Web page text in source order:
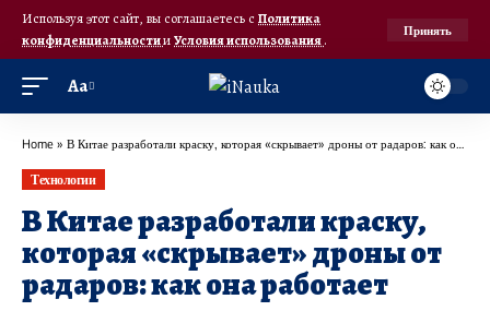
Используя этот сайт, вы соглашаетесь с Политика
конфиденциальностииУсловия использования.
Принять
Аа
Home » В Китае разработали краску, которая «скрывает» дроны от радаров: как она работает
Технологии
В Китае разработали краску,
которая «скрывает» дроны от
радаров: как она работает